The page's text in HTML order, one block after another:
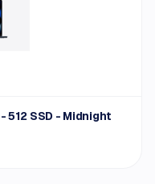
512 SSD - Midnight